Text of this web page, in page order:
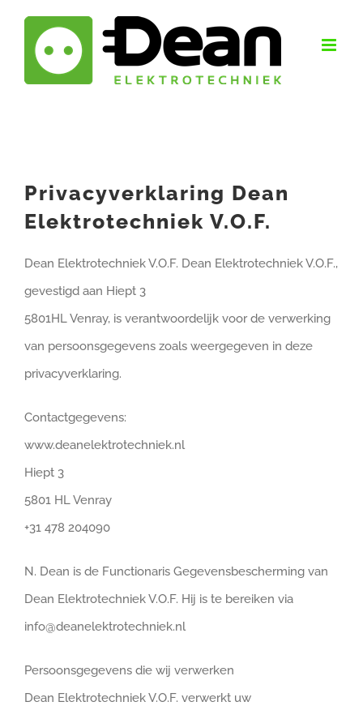
Privacyverklaring Dean
Elektrotechniek V.O.F.
Dean Elektrotechniek V.O.F. Dean Elektrotechniek V.O.F.,
gevestigd aan Hiept 3
5801HL Venray, is verantwoordelijk voor de verwerking
van persoonsgegevens zoals weergegeven in deze
privacyverklaring.
Contactgegevens:
www.deanelektrotechniek.nl
Hiept 3
5801 HL Venray
+31 478 204090
N. Dean is de Functionaris Gegevensbescherming van
Dean Elektrotechniek V.O.F. Hij is te bereiken via
info@deanelektrotechniek.nl
Persoonsgegevens die wij verwerken
Dean Elektrotechniek V.O.F. verwerkt uw